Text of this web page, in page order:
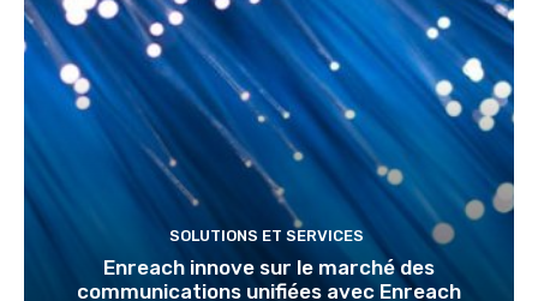
SOLUTIONS ET SERVICES
Enreach innove sur le marché des
communications unifiées avec Enreach